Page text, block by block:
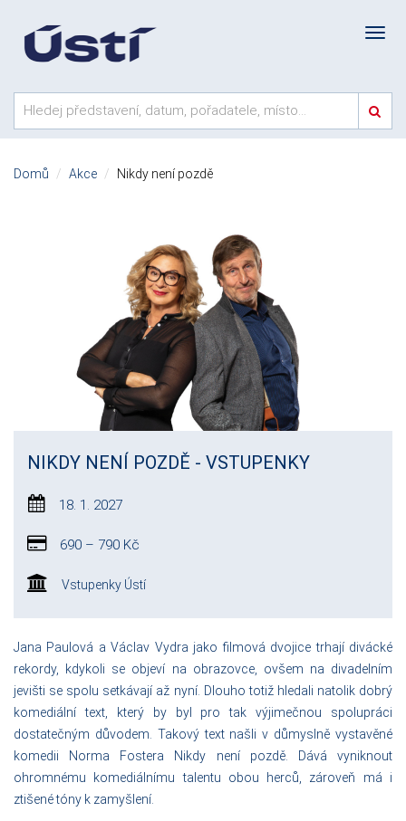
Domů Akce Nikdy není pozdě
NIKDY NENÍ POZDĚ - VSTUPENKY
18. 1. 2027
690 – 790 Kč
Vstupenky Ústí
Jana Paulová a Václav Vydra jako filmová dvojice trhají divácké
rekordy, kdykoli se objeví na obrazovce, ovšem na divadelním
jevišti se spolu setkávají až nyní. Dlouho totiž hledali natolik dobrý
komediální text, který by byl pro tak výjimečnou spolupráci
dostatečným důvodem. Takový text našli v důmyslně vystavěné
komedii Norma Fostera Nikdy není pozdě. Dává vyniknout
ohromnému komediálnímu talentu obou herců, zároveň má i
ztišené tóny k zamyšlení.